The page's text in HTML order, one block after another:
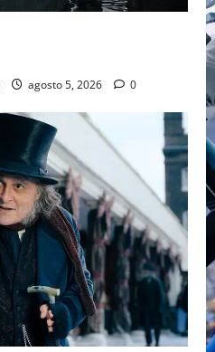
agosto 5, 2026 0